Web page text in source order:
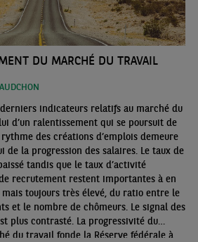
DU MARCHÉ DU TRAVAIL
derniers indicateurs relatifs au marché du
d’un ralentissement qui se poursuit de
des créations d’emplois demeure
de la progression des salaires. Le taux de
tandis que le taux d’activité
recrutement restent importantes à en
toujours très élevé, du ratio entre le
et le nombre de chômeurs. Le signal des
plus contrasté. La progressivité du
du travail fonde la Réserve fédérale à